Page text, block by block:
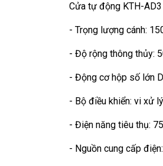
Cửa tự động KTH-
- Trọng lượng cánh:
- Độ rộng thông thủy:
- Động cơ hộp số lớn
- Bộ điều khiển: vi xử lý
- Điện năng tiêu thụ:
- Nguồn cung cấp